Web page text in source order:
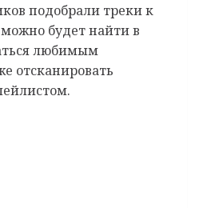
подобрали треки к
будет найти в
любимым
отсканировать